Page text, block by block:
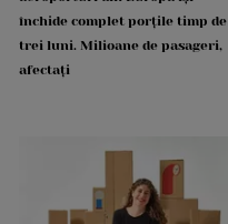
închide complet porțile timp de
trei luni. Milioane de pasageri,
afectați